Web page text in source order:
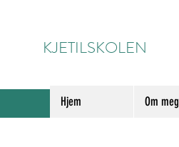
KJETILSKOLEN
Hjem Om meg